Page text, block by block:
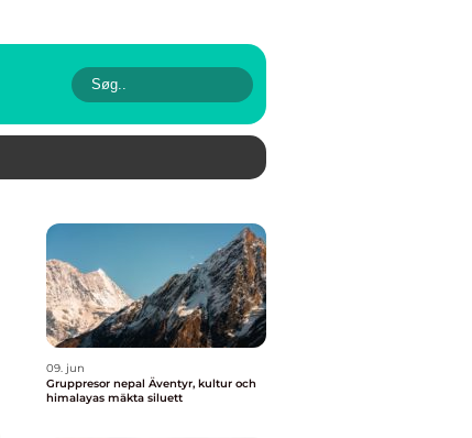
09. jun
Gruppresor nepal Äventyr, kultur och
himalayas mäkta siluett